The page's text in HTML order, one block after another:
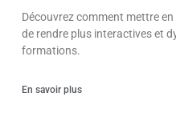
Découvrez comment mettre
de rendre plus interactives et
formations.
En savoir plus